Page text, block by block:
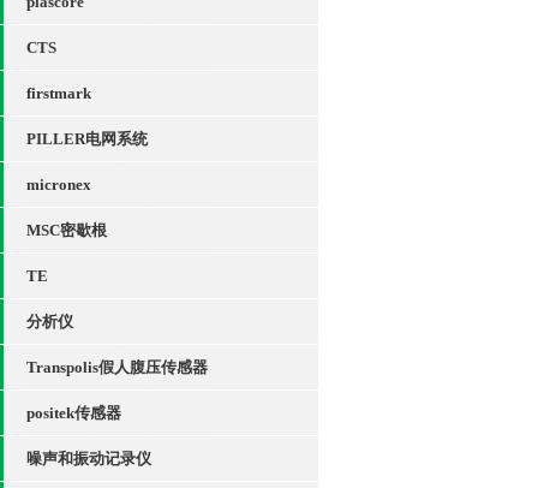
CTS
firstmark
PILLER电网系统
micronex
MSC密歇根
TE
分析仪
Transpolis假人腹压传感器
positek传感器
噪声和振动记录仪